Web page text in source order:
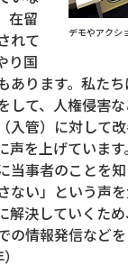
デモやアクシ
在留
れて
り国
あります。私た
して、人権侵害な
入管）に対して
を上げています。
当事者のことを
ない」という声
解決していくた
の情報発信など